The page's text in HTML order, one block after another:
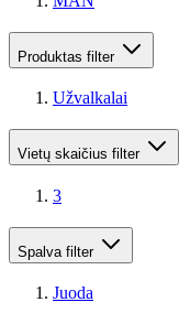
Produktas filter
Užvalkalai
Vietų skaičius filter
3
Spalva filter
Juoda